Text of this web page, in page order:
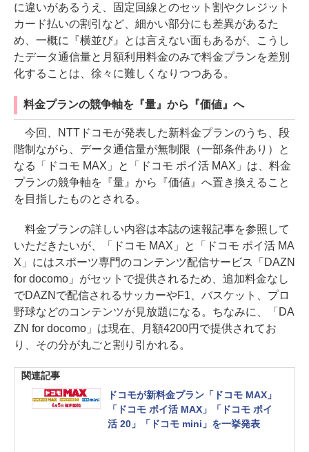
に違いがあるうえ、固定回線とのセット割やクレジット
カード払いの割引など、細かい部分にも差異があるた
め、一概に『横並び』とは言えない面もあるが、こうし
たデータ通信量と月額利用料金のみで料金プランを差別
化することは、徐々に難しくなりつつある。
料金プランの競争軸を『量』から『価値』へ
今回、NTTドコモが発表した新料金プランのうち、段
階制ながら、データ通信量が無制限（一部条件あり）と
なる「ドコモ MAX」と「ドコモ ポイ活 MAX」は、料金
プランの競争軸を『量』から『価値』へ置き換えること
を目指したものとされる。
料金プランの詳しい内容は本誌の速報記事を参照して
いただきたいが、「ドコモ MAX」と「ドコモ ポイ活 MA
X」にはスポーツ専門のコンテンツ配信サービス「DAZN
for docomo」がセットで提供されるため、追加料金なし
でDAZNで配信されるサッカーやF1、バスケット、プロ
野球などのコンテンツが見放題になる。ちなみに、「DA
ZN for docomo」は現在、月額4200円で提供されてお
り、その分が丸ごと割り引かれる。
関連記事
ドコモが新料金プラン「ドコモ MAX」
「ドコモ ポイ活 MAX」「ドコモ ポイ
活 20」「ドコモ mini」を一挙発表